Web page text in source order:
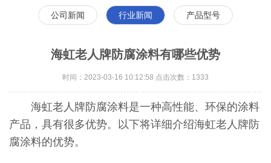
公司新闻 行业新闻 产品型号
海虹老人牌防腐涂料有哪些优势
时间：2023-03-16 10:12:58 点击次数：1333
海虹老人牌防腐涂料是一种高性能、环保的涂料
产品，具有很多优势。以下将详细介绍海虹老人牌防
腐涂料的优势。